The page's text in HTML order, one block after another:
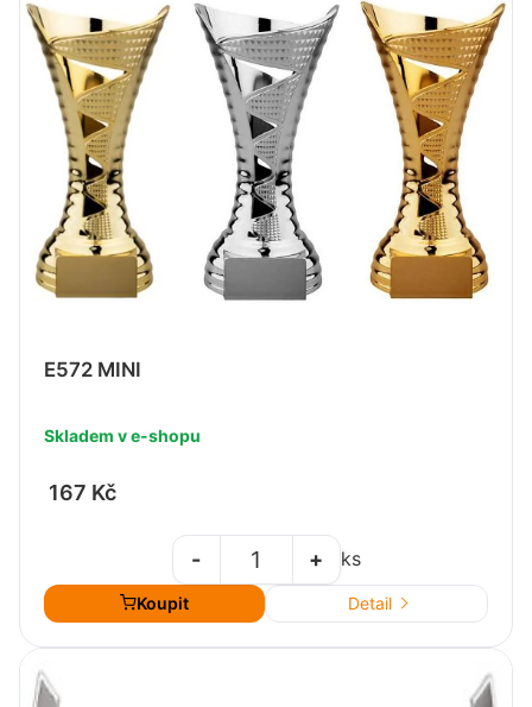
E572 MINI
Skladem v e-shopu
167 Kč
+
- ks
Koupit Detail